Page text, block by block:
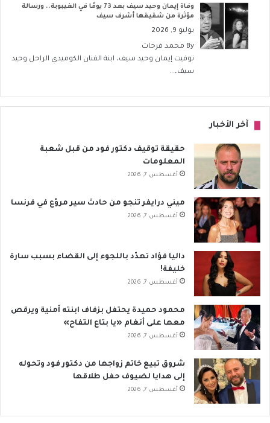
وفاة إيمان وحيد سيف بعد 73 يومًا في الغيبوبة.. ورسالة
مؤثرة من شقيقها أشرف سيف
يوليو 9, 2026
By محمد فرحات
توفيت إيمان وحيد سيف، ابنة الفنان الكوميدي الراحل وحيد
سيف،...
آخر الأخبار
حقيقة توقيف دكتور فود من قبل شعبة
المعلومات
أغسطس 7, 2026
ميني درايفر تنجو من حادث سير مروّع في فرنسا
أغسطس 7, 2026
داليا فؤاد تهدّد باللجوء إلى القضاء بسبب سارة
خليفة!
أغسطس 7, 2026
محمود حميدة يحتفل بزفاف ابنته أمنية ويرقص
معها على أنغام «يا بتاع التفاح»
أغسطس 7, 2026
شروق تبيع خاتم زواجها من دكتور فود وتحوله
إلى هدايا لضيوف حفل طلاقها
أغسطس 7, 2026